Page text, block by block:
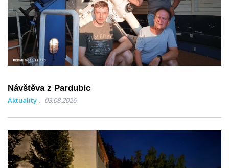
Návštěva z Pardubic
Aktuality 03.08.2026